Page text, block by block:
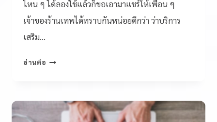
ไหน ๆ ได้ลองใช้แล้วก็ขอเอามาแชร์ให้เพื่อน ๆ
เจ้าของร้านเทพได้ทราบกันหน่อยดีกว่า ว่าบริการ
เสริม…
อ่านต่อ